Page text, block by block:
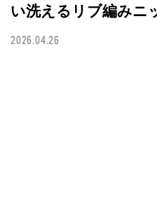
い洗えるリブ編みニ
2026.04.26